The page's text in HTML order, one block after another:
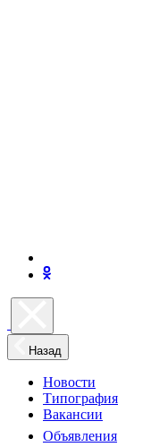
Назад
Новости
Типография
Вакансии
Объявления